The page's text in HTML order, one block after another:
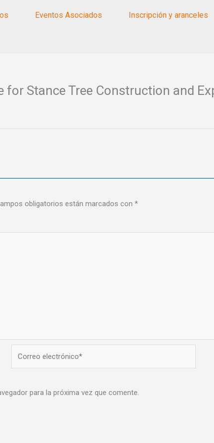
Eventos Asociados Inscripción y aranceles
Stance Tree Construction and
obligatorios están marcados con *
electrónico*
para la próxima vez que comente.